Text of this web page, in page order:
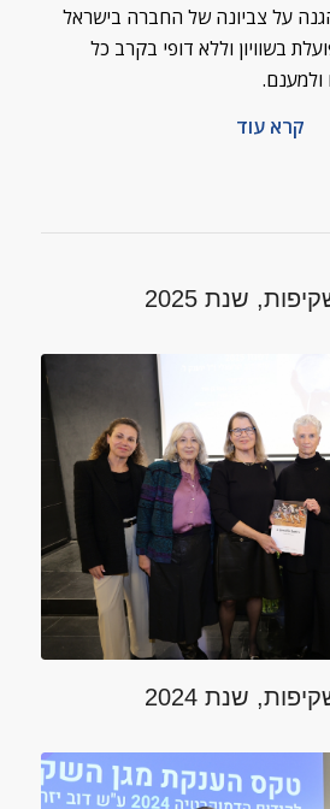
על צביונה של החברה בישראל
בשוויון וללא דופי בקרב כל
ולמענם.
קרא עוד
שנת 2025
שנת 2024